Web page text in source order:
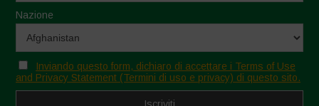
Nazione
Inviando questo form, dichiaro di accettare i Terms of Use
and Privacy Statement (Termini di uso e privacy) di questo sito.